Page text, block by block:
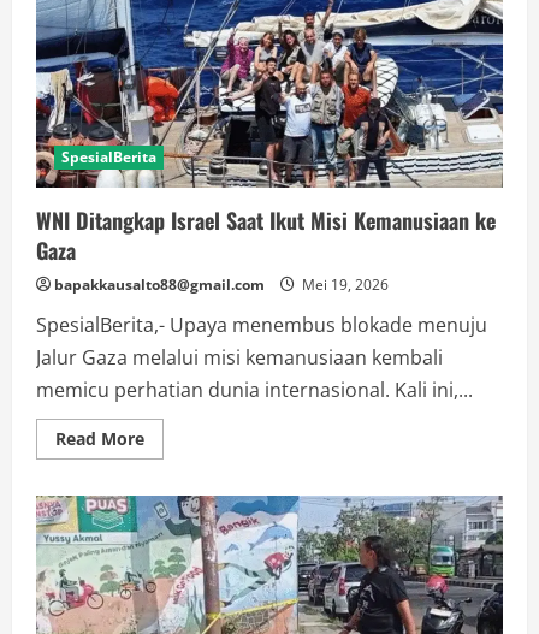
AL
Buka
Suara
SpesialBerita
WNI Ditangkap Israel Saat Ikut Misi Kemanusiaan ke
Gaza
bapakkausalto88@gmail.com Mei 19, 2026
SpesialBerita,- Upaya menembus blokade menuju
Jalur Gaza melalui misi kemanusiaan kembali
memicu perhatian dunia internasional. Kali ini,...
Read MoreRead
more
Ditangkap
Israel
Saat
Ikut
Misi
Kemanusiaan
ke
Gaza